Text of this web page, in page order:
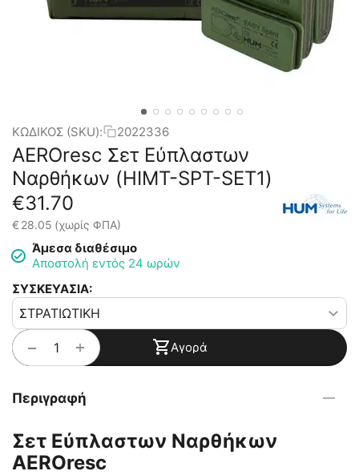
ΚΩΔΙΚΟΣ (SKU): 2022336
AEROresc Σετ Εύπλαστων
Ναρθήκων (HIMT-SPT-SET1)
€31.70
€28.05 (χωρίς ΦΠΑ)
Άμεσα διαθέσιμο
Αποστολή εντός 24 ωρών
ΣΥΣΚΕΥΑΣΙΑ:
+
− Αγορά
Περιγραφή
Σετ Εύπλαστων Ναρθήκων
AEROresc